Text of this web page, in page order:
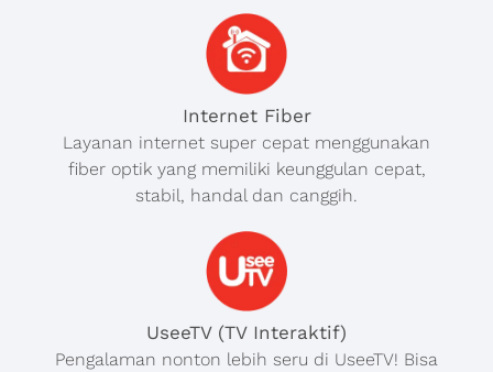
Internet Fiber
Layanan internet super cepat menggunakan
fiber optik yang memiliki keunggulan cepat,
stabil, handal dan canggih.
UseeTV (TV Interaktif)
Pengalaman nonton lebih seru di UseeTV! Bisa